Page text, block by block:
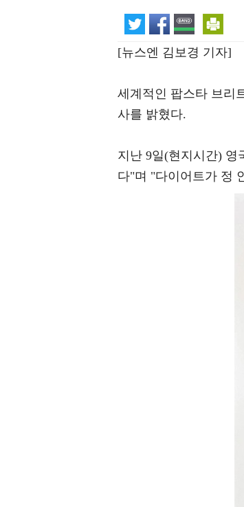
[뉴스엔 김보경 기자]
세계적인 팝스타 브리
사를 밝혔다.
지난 9일(현지시간) 영
다"며 "다이어트가 정